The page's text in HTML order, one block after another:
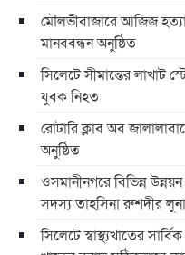
মৌলভীবাজারে আজিজ
মানববন্ধন অনুষ্ঠিত
সিলেটে সীমান্তের লাখাট
যুবক নিহত
রোটারি ক্লাব অব
অনুষ্ঠিত
ওসমানীনগরে বিভিন্ন
সদস্য তাহসিনা রুশদীর লুনা
সিলেটে স্বাস্থ্যখাতের